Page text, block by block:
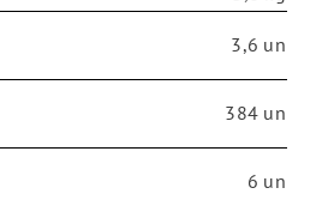
3,6 un
384 un
6 un